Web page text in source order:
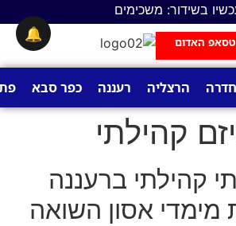
בשידור: משכימים
האדום
חדרה הרצליה רעננה כפר סבא
קהילתי
קהילתי ברעננה
אסון השואה
🔔